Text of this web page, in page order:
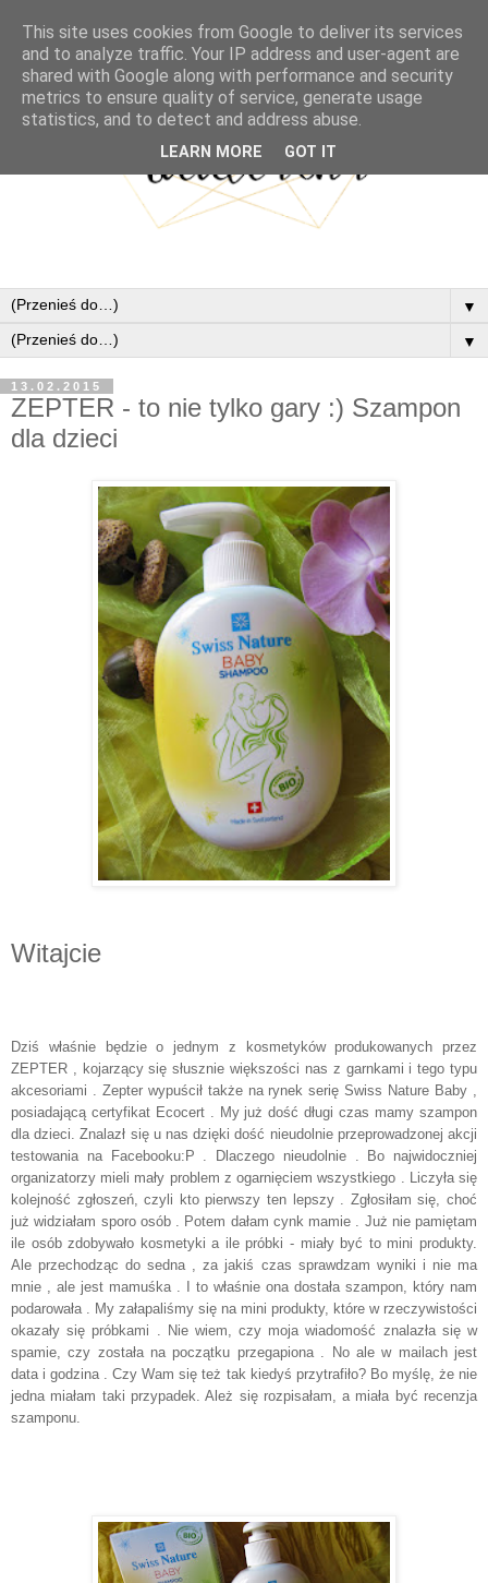
▼
▼
13.02.2015
ZEPTER - to nie tylko gary :) Szampon
dla dzieci
Witajcie
Dziś właśnie będzie o jednym z kosmetyków produkowanych przez
ZEPTER , kojarzący się słusznie większości nas z garnkami i tego typu
akcesoriami . Zepter wypuścił także na rynek serię Swiss Nature Baby ,
posiadającą certyfikat Ecocert . My już dość długi czas mamy szampon
dla dzieci. Znalazł się u nas dzięki dość nieudolnie przeprowadzonej akcji
testowania na Facebooku:P . Dlaczego nieudolnie . Bo najwidoczniej
organizatorzy mieli mały problem z ogarnięciem wszystkiego . Liczyła się
kolejność zgłoszeń, czyli kto pierwszy ten lepszy . Zgłosiłam się, choć
już widziałam sporo osób . Potem dałam cynk mamie . Już nie pamiętam
ile osób zdobywało kosmetyki a ile próbki - miały być to mini produkty.
Ale przechodząc do sedna , za jakiś czas sprawdzam wyniki i nie ma
mnie , ale jest mamuśka . I to właśnie ona dostała szampon, który nam
podarowała . My załapaliśmy się na mini produkty, które w rzeczywistości
okazały się próbkami . Nie wiem, czy moja wiadomość znalazła się w
spamie, czy została na początku przegapiona . No ale w mailach jest
data i godzina . Czy Wam się też tak kiedyś przytrafiło? Bo myślę, że nie
jedna miałam taki przypadek. Ależ się rozpisałam, a miała być recenzja
szamponu.
This site uses cookies from Google to deliver its services
and to analyze traffic. Your IP address and user-agent are
shared with Google along with performance and security
metrics to ensure quality of service, generate usage
statistics, and to detect and address abuse.
LEARN MORE GOT IT